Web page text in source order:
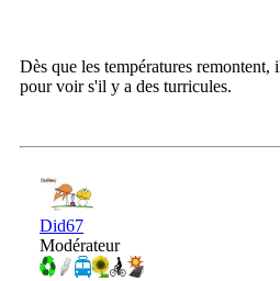
Dès que les températures
pour voir s'il y a des turricules.
Did67
Modérateur